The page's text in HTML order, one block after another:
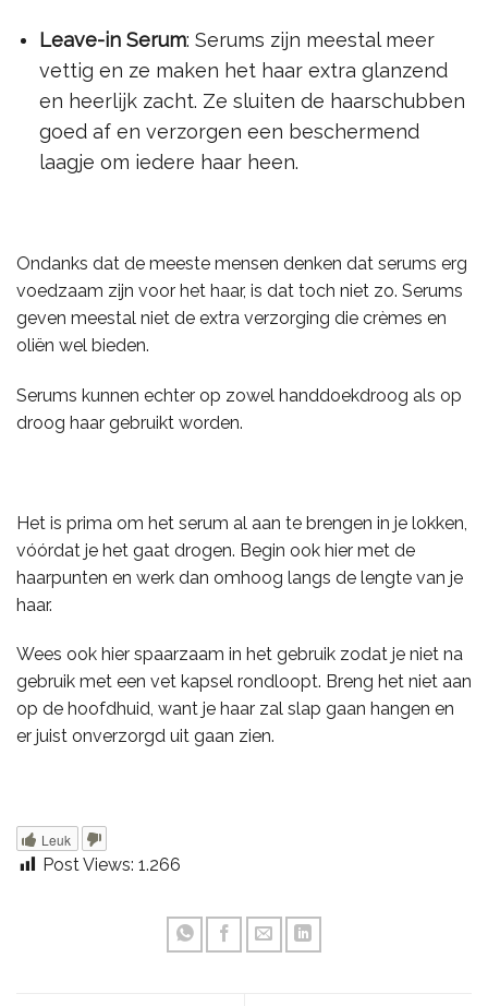
Leave-in Serum: Serums zijn meestal meer
vettig en ze maken het haar extra glanzend
en heerlijk zacht. Ze sluiten de haarschubben
goed af en verzorgen een beschermend
laagje om iedere haar heen.
Ondanks dat de meeste mensen denken dat serums erg
voedzaam zijn voor het haar, is dat toch niet zo. Serums
geven meestal niet de extra verzorging die crèmes en
oliën wel bieden.
Serums kunnen echter op zowel handdoekdroog als op
droog haar gebruikt worden.
Het is prima om het serum al aan te brengen in je lokken,
vóórdat je het gaat drogen. Begin ook hier met de
haarpunten en werk dan omhoog langs de lengte van je
haar.
Wees ook hier spaarzaam in het gebruik zodat je niet na
gebruik met een vet kapsel rondloopt. Breng het niet aan
op de hoofdhuid, want je haar zal slap gaan hangen en
er juist onverzorgd uit gaan zien.
Leuk
Post Views: 1.266